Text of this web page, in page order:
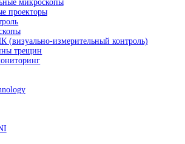
твердомеры
твердомеры
PROCEQ
МЕТ
Интротест
Машпроект
по Бриннелю
по Виккерсу
по Роквеллу
твердомеры
твердомеры
оборудование для твердомеров